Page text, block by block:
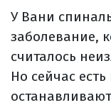
У Вани
заболевание,
считалось
Но сейчас